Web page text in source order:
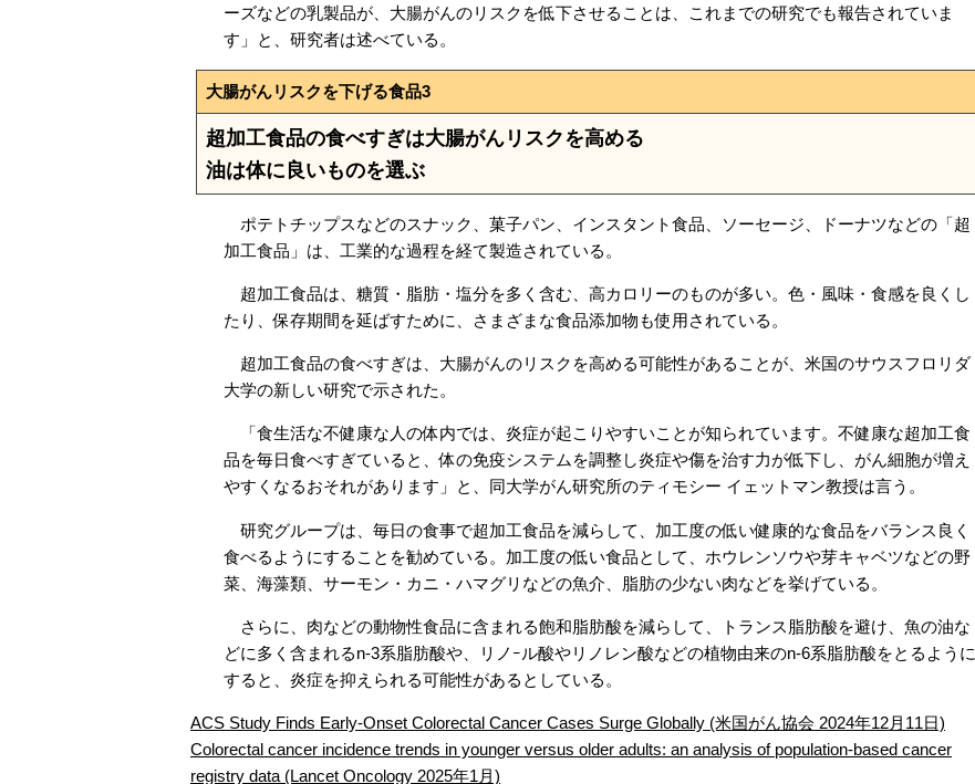
ーズなどの乳製品が、大腸がんのリスクを低下させることは、これまでの研究でも報告されていま
す」と、研究者は述べている。
大腸がんリスクを下げる食品3
超加工食品の食べすぎは大腸がんリスクを高める
油は体に良いものを選ぶ
ポテトチップスなどのスナック、菓子パン、インスタント食品、ソーセージ、ドーナツなどの「超
加工食品」は、工業的な過程を経て製造されている。
超加工食品は、糖質・脂肪・塩分を多く含む、高カロリーのものが多い。色・風味・食感を良くし
たり、保存期間を延ばすために、さまざまな食品添加物も使用されている。
超加工食品の食べすぎは、大腸がんのリスクを高める可能性があることが、米国のサウスフロリダ
大学の新しい研究で示された。
「食生活な不健康な人の体内では、炎症が起こりやすいことが知られています。不健康な超加工食
品を毎日食べすぎていると、体の免疫システムを調整し炎症や傷を治す力が低下し、がん細胞が増え
やすくなるおそれがあります」と、同大学がん研究所のティモシー イェットマン教授は言う。
研究グループは、毎日の食事で超加工食品を減らして、加工度の低い健康的な食品をバランス良く
食べるようにすることを勧めている。加工度の低い食品として、ホウレンソウや芽キャベツなどの野
菜、海藻類、サーモン・カニ・ハマグリなどの魚介、脂肪の少ない肉などを挙げている。
さらに、肉などの動物性食品に含まれる飽和脂肪酸を減らして、トランス脂肪酸を避け、魚の油な
どに多く含まれるn-3系脂肪酸や、リノｰル酸やリノレン酸などの植物由来のn-6系脂肪酸をとるように
すると、炎症を抑えられる可能性があるとしている。
ACS Study Finds Early-Onset Colorectal Cancer Cases Surge Globally (米国がん協会 2024年12月11日)
Colorectal cancer incidence trends in younger versus older adults: an analysis of population-based cancer
registry data (Lancet Oncology 2025年1月)